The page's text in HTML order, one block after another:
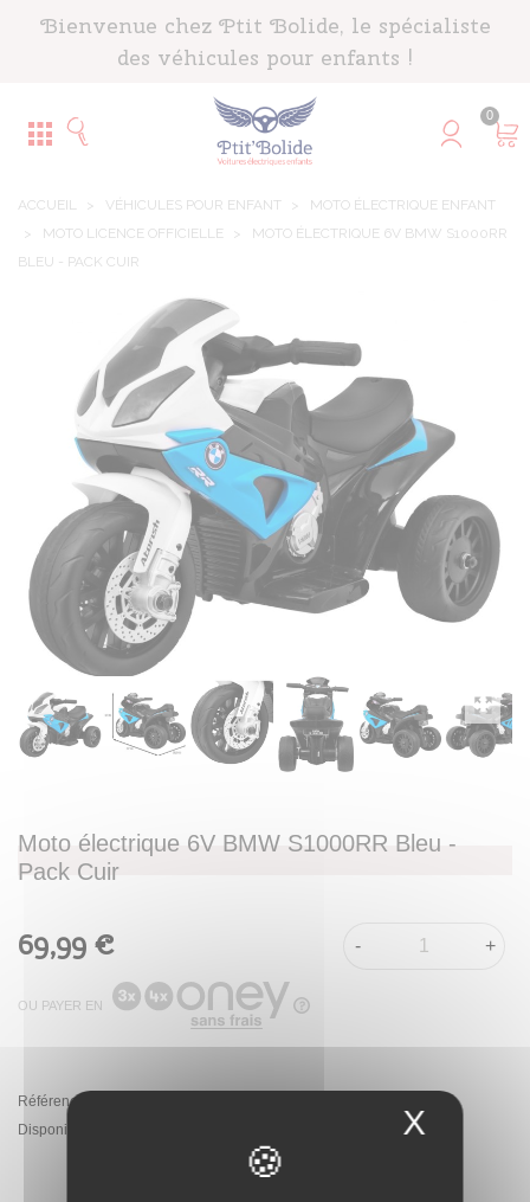
Bienvenue chez Ptit Bolide, le spécialiste
des véhicules pour enfants !
0
ACCUEIL > VÉHICULES POUR ENFANT >
MOTO ÉLECTRIQUE ENFANT
>
MOTO LICENCE OFFICIELLE >
MOTO ÉLECTRIQUE 6V BMW S1000RR
BLEU - PACK CUIR
Moto électrique 6V BMW S1000RR Bleu -
Pack Cuir
69,99 €
OU PAYER EN
- +
Référence:
Disponibilité :
X